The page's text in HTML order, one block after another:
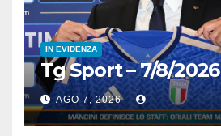
IN EVIDENZA
Tg Sport – 7/8/2026
AGO 7, 2026